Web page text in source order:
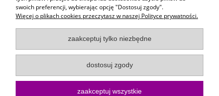
Płatności i dostawa
Informacje
O Firmie
swoich preferencji, wybierając opcję "Dostosuj zgody".
Więcej o plikach cookies przeczytasz w naszej Polityce prywatności.
zaakceptuj tylko niezbędne
dostosuj zgody
zaakceptuj wszystkie